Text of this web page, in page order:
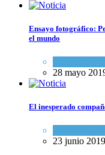
Ensayo fotográfico:
el mundo
28 mayo
El inesperado
23 junio 2019